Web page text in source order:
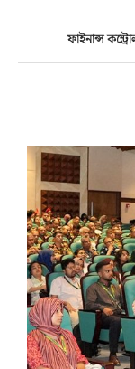
ফাইনান্স